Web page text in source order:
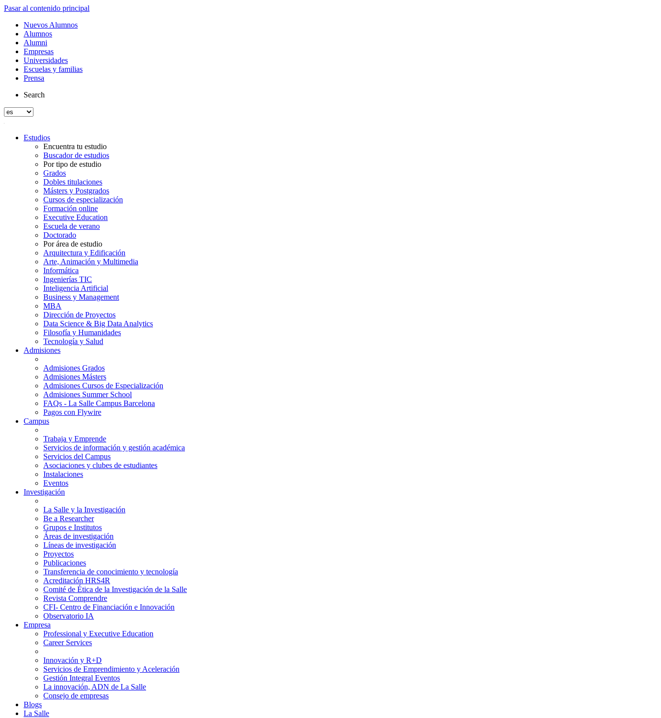
Pasar al contenido principal
Nuevos Alumnos
Alumnos
Alumni
Empresas
Universidades
Escuelas y familias
Prensa
Search
Estudios
Encuentra tu estudio
Buscador de estudios
Por tipo de estudio
Grados
Dobles titulaciones
Másters y Postgrados
Cursos de especialización
Formación online
Executive Education
Escuela de verano
Doctorado
Por área de estudio
Arquitectura y Edificación
Arte, Animación y Multimedia
Informática
Ingenierías TIC
Inteligencia Artificial
Business y Management
MBA
Dirección de Proyectos
Data Science & Big Data Analytics
Filosofía y Humanidades
Tecnología y Salud
Admisiones
Admisiones Grados
Admisiones Másters
Admisiones Cursos de Especialización
Admisiones Summer School
FAQs - La Salle Campus Barcelona
Pagos con Flywire
Campus
Trabaja y Emprende
Servicios de información y gestión académica
Servicios del Campus
Asociaciones y clubes de estudiantes
Instalaciones
Eventos
Investigación
La Salle y la Investigación
Be a Researcher
Grupos e Institutos
Áreas de investigación
Líneas de investigación
Proyectos
Publicaciones
Transferencia de conocimiento y tecnología
Acreditación HRS4R
Comité de Ética de la Investigación de la Salle
Revista Comprendre
CFI- Centro de Financiación e Innovación
Observatorio IA
Empresa
Professional y Executive Education
Career Services
Innovación y R+D
Servicios de Emprendimiento y Aceleración
Gestión Integral Eventos
La innovación, ADN de La Salle
Consejo de empresas
Blogs
La Salle